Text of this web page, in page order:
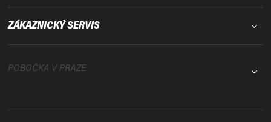
ZÁKAZNICKÝ SERVIS
POBOČKA V PRAZE